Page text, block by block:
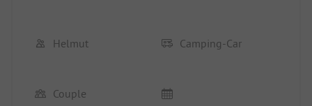
Helmut Camping-Car
Couple